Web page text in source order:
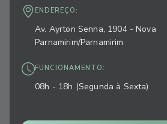
ENDEREÇO:
Av. Ayrton Senna, 1904 - Nova
Parnamirim/Parnamirim
FUNCIONAMENTO:
08h - 18h (Segunda à Sexta)